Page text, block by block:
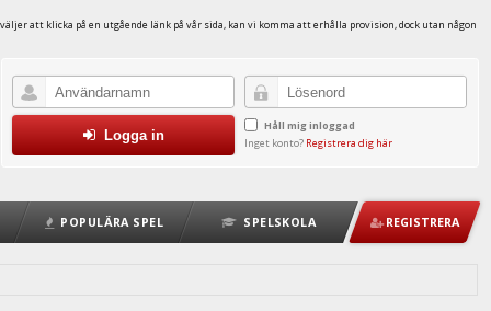
att klicka på en utgående länk på vår sida, kan vi komma att erhålla provision, dock utan någon
Håll mig inloggad
Inget konto? Registrera dig här
Logga in
POPULÄRA SPEL SPELSKOLA REGISTRERA